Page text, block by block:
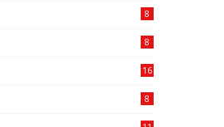
8
8
16
8